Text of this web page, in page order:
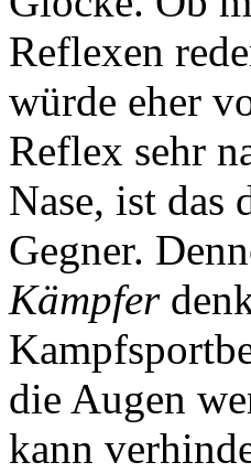
Reflexen
würde eher
Reflex sehr
Nase, ist das
Gegner.
Kämpfer
die Augen
kann